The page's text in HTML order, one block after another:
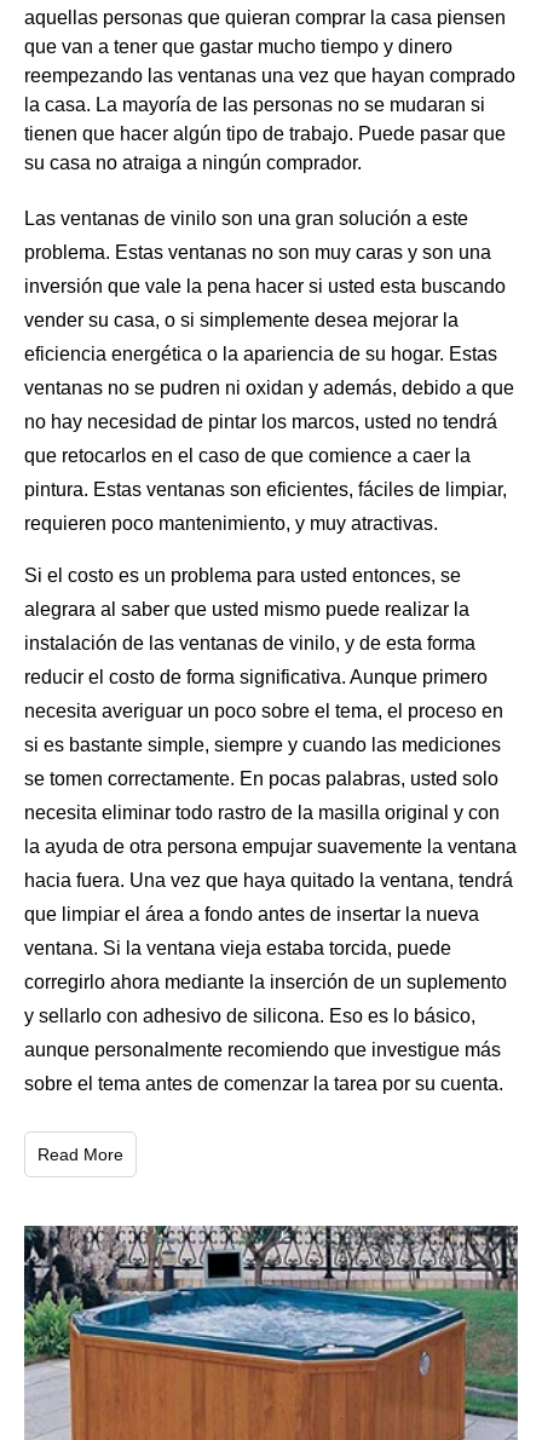
aquellas personas que quieran comprar la casa piensen
que van a tener que gastar mucho tiempo y dinero
reempezando las ventanas una vez que hayan comprado
la casa. La mayoría de las personas no se mudaran si
tienen que hacer algún tipo de trabajo. Puede pasar que
su casa no atraiga a ningún comprador.
Las ventanas de vinilo son una gran solución a este
problema. Estas ventanas no son muy caras y son una
inversión que vale la pena hacer si usted esta buscando
vender su casa, o si simplemente desea mejorar la
eficiencia energética o la apariencia de su hogar. Estas
ventanas no se pudren ni oxidan y además, debido a que
no hay necesidad de pintar los marcos, usted no tendrá
que retocarlos en el caso de que comience a caer la
pintura. Estas ventanas son eficientes, fáciles de limpiar,
requieren poco mantenimiento, y muy atractivas.
Si el costo es un problema para usted entonces, se
alegrara al saber que usted mismo puede realizar la
instalación de las ventanas de vinilo, y de esta forma
reducir el costo de forma significativa. Aunque primero
necesita averiguar un poco sobre el tema, el proceso en
si es bastante simple, siempre y cuando las mediciones
se tomen correctamente. En pocas palabras, usted solo
necesita eliminar todo rastro de la masilla original y con
la ayuda de otra persona empujar suavemente la ventana
hacia fuera. Una vez que haya quitado la ventana, tendrá
que limpiar el área a fondo antes de insertar la nueva
ventana. Si la ventana vieja estaba torcida, puede
corregirlo ahora mediante la inserción de un suplemento
y sellarlo con adhesivo de silicona. Eso es lo básico,
aunque personalmente recomiendo que investigue más
sobre el tema antes de comenzar la tarea por su cuenta.
Read More